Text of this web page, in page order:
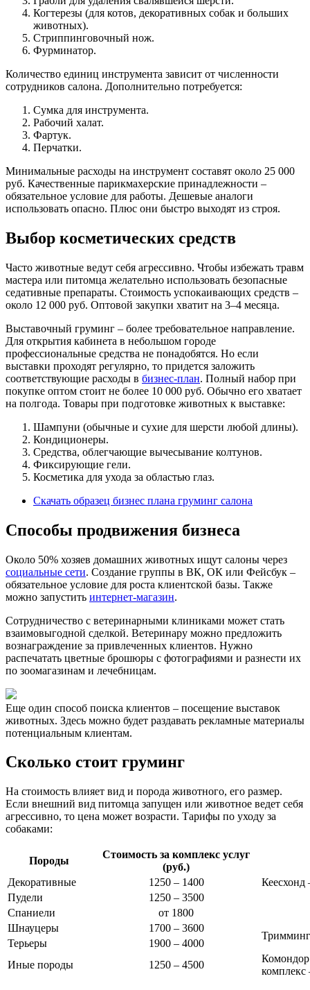
Когтерезы (для котов, декоративных собак и больших
животных).
Стриппинговочный нож.
Фурминатор.
Количество единиц инструмента зависит от численности
сотрудников салона. Дополнительно потребуется:
Cумка для инструмента.
Рабочий халат.
Фартук.
Перчатки.
Минимальные расходы на инструмент составят около 25 000
руб. Качественные парикмахерские принадлежности –
обязательное условие для работы. Дешевые аналоги
использовать опасно. Плюс они быстро выходят из строя.
Выбор косметических средств
Часто животные ведут себя агрессивно. Чтобы избежать травм
мастера или питомца желательно использовать безопасные
седативные препараты. Стоимость успокаивающих средств –
около 12 000 руб. Оптовой закупки хватит на 3–4 месяца.
Выставочный груминг – более требовательное направление.
Для открытия кабинета в небольшом городе
профессиональные средства не понадобятся. Но если
выставки проходят регулярно, то придется заложить
соответствующие расходы в бизнес-план. Полный набор при
покупке оптом стоит не более 10 000 руб. Обычно его хватает
на полгода. Товары при подготовке животных к выставке:
Шампуни (обычные и сухие для шерсти любой длины).
Кондиционеры.
Средства, облегчающие вычесывание колтунов.
Фиксирующие гели.
Косметика для ухода за областью глаз.
Скачать образец бизнес плана груминг салона
Способы продвижения бизнеса
Около 50% хозяев домашних животных ищут салоны через
социальные сети. Создание группы в ВК, ОК или Фейсбук –
обязательное условие для роста клиентской базы. Также
можно запустить интернет-магазин.
Сотрудничество с ветеринарными клиниками может стать
взаимовыгодной сделкой. Ветеринару можно предложить
вознаграждение за привлеченных клиентов. Нужно
распечатать цветные брошюры с фотографиями и разнести их
по зоомагазинам и лечебницам.
Еще один способ поиска клиентов – посещение выставок
животных. Здесь можно будет раздавать рекламные материалы
потенциальным клиентам.
Сколько стоит груминг
На стоимость влияет вид и порода животного, его размер.
Если внешний вид питомца запущен или животное ведет себя
агрессивно, то цена может возрасти. Тарифы по уходу за
собаками:
Породы
Стоимость за комплекс услуг
(руб.)
Декоративные
1250 – 1400
Кеесхонд
Пудели
1250 – 3500
Спаниели
от 1800
Шнауцеры
1700 – 3600
Тримминг
Терьеры
1900 – 4000
Иные породы
1250 – 4500
комплекс